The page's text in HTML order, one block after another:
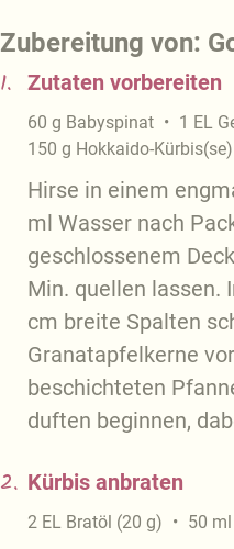
Zubereitung von:
1. Zutaten vorbereiten
60 g Babyspinat 1 EL
150 g Hokkaido-Kürbis(se)
Hirse in einem
ml Wasser nach
geschlossenem
Min. quellen lassen.
cm breite Spalten
Granatapfelkerne
beschichteten
duften beginnen,
2. Kürbis anbraten
2 EL Bratöl (20 g) 50 ml